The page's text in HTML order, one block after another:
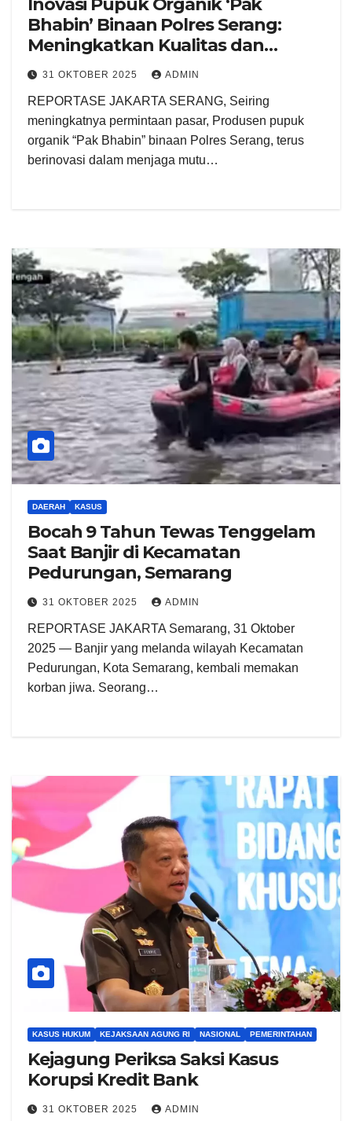
Inovasi Pupuk Organik ‘Pak
Bhabin’ Binaan Polres Serang:
Meningkatkan Kualitas dan
Kuantitas Hasil Panen
31 OKTOBER 2025 ADMIN
REPORTASE JAKARTA SERANG, Seiring
meningkatnya permintaan pasar, Produsen pupuk
organik “Pak Bhabin” binaan Polres Serang, terus
berinovasi dalam menjaga mutu…
DAERAH KASUS
Bocah 9 Tahun Tewas Tenggelam
Saat Banjir di Kecamatan
Pedurungan, Semarang
31 OKTOBER 2025 ADMIN
REPORTASE JAKARTA Semarang, 31 Oktober
2025 — Banjir yang melanda wilayah Kecamatan
Pedurungan, Kota Semarang, kembali memakan
korban jiwa. Seorang…
KASUS HUKUM KEJAKSAAN AGUNG RI NASIONAL PEMERINTAHAN
Kejagung Periksa Saksi Kasus
Korupsi Kredit Bank
31 OKTOBER 2025 ADMIN